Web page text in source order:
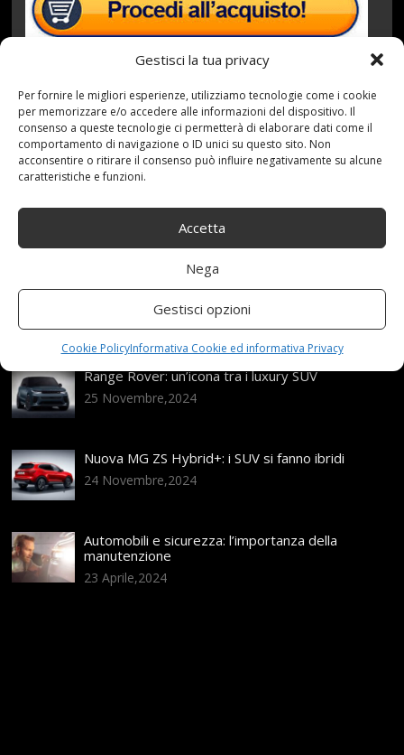
Gestisci la tua privacy
Per fornire le migliori esperienze, utilizziamo tecnologie come i cookie
per memorizzare e/o accedere alle informazioni del dispositivo. Il
consenso a queste tecnologie ci permetterà di elaborare dati come il
comportamento di navigazione o ID unici su questo sito. Non
acconsentire o ritirare il consenso può influire negativamente su alcune
caratteristiche e funzioni.
Accetta
Nega
Gestisci opzioni
Cookie PolicyInformativa Cookie ed informativa Privacy
7 Novembre 2020 redazione Tag:Auto
Black,con, Cybex, Gruppo, ISOFIX,Nero,PURE,
Seggiolino, Silver,Solution
Articoli recenti
Assicurazione auto e sostituzione lunotto: le cose
21 Aprile,2026
Range Rover: un’icona tra i luxury SUV
25 Novembre,2024
Nuova MG ZS Hybrid+: i SUV si fanno ibridi
24 Novembre,2024
Automobili e sicurezza: l’importanza della
manutenzione
23 Aprile,2024